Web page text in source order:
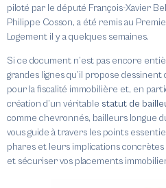
piloté par le député François-Xavier
Philippe Cosson, a été remis au
Logement il y a quelques semaines.
Si ce document n’est pas encore
grandes lignes qu’il propose
pour la fiscalité immobilière et, en
création d’un véritable statut de
comme chevronnés, bailleurs longue
vous guide à travers les points
phares et leurs implications
et sécuriser vos placements